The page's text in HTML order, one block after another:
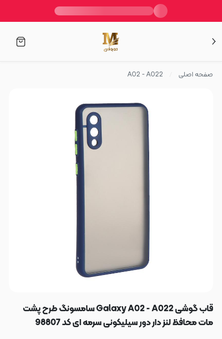
صفحه اصلی A02 - A022
قاب گوشی Galaxy A02 - A022 سامسونگ طرح پشت
مات محافظ لنز دار دور سیلیکونی سرمه ای کد 98807